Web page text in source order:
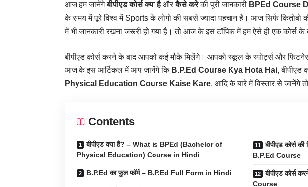
आज हम जानेंगेबीपीएड कोर्सक्या हैऔरकैसे करेकी पूरी जानकारी BPEd Course
के समय में पूरे विश्व में Sports के लोगो की सबसे ज्यादा पहचान है। आज सिर्फ कितोबो
में भी जानकारी रखना जरूरी हो गया है।तो आज के इस टॉपिक में हम ऐसे ही एक कोर्स के
बीपीएड कोर्स करने के बाद आपको कई मौके मिलेंगे। आपको स्कूल के स्पोर्ट्स और
आज के इस आर्टिकल में आप जानेंगे कि B.P.Ed Course Kya Hota Hai, बीपीएड
Physical Education Course Kaise Kare, आदि के बारे में विस्तार से जानेंगे
Contents
बीपीएड क्या है? – What is BPEd (Bachelor of
Physical Education) Course in Hindi
B.P.Ed का फुल फॉर्म – B.P.Ed Full Form in Hindi
बीपीएड कोर्स
B.P.Ed Course
बीपीएड कोर्स
Course